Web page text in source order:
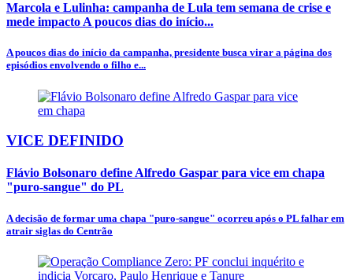
Marcola e Lulinha: campanha de Lula tem semana de crise e
mede impacto A poucos dias do início...
A poucos dias do início da campanha, presidente busca virar a página dos
episódios envolvendo o filho e...
VICE DEFINIDO
Flávio Bolsonaro define Alfredo Gaspar para vice em chapa
"puro-sangue" do PL
A decisão de formar uma chapa "puro-sangue" ocorreu após o PL falhar em
atrair siglas do Centrão